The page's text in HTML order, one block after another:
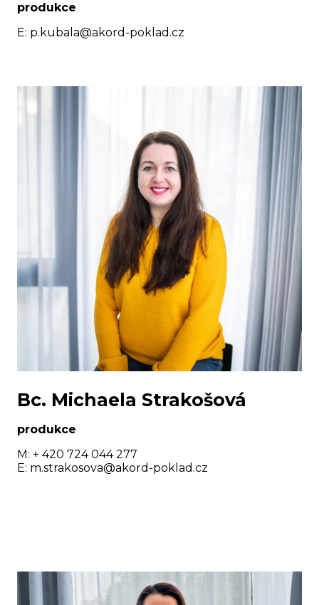
produkce
E: p.kubala@akord-poklad.cz
Bc. Michaela Strakošová
produkce
M: + 420 724 044 277
E: m.strakosova@akord-poklad.cz